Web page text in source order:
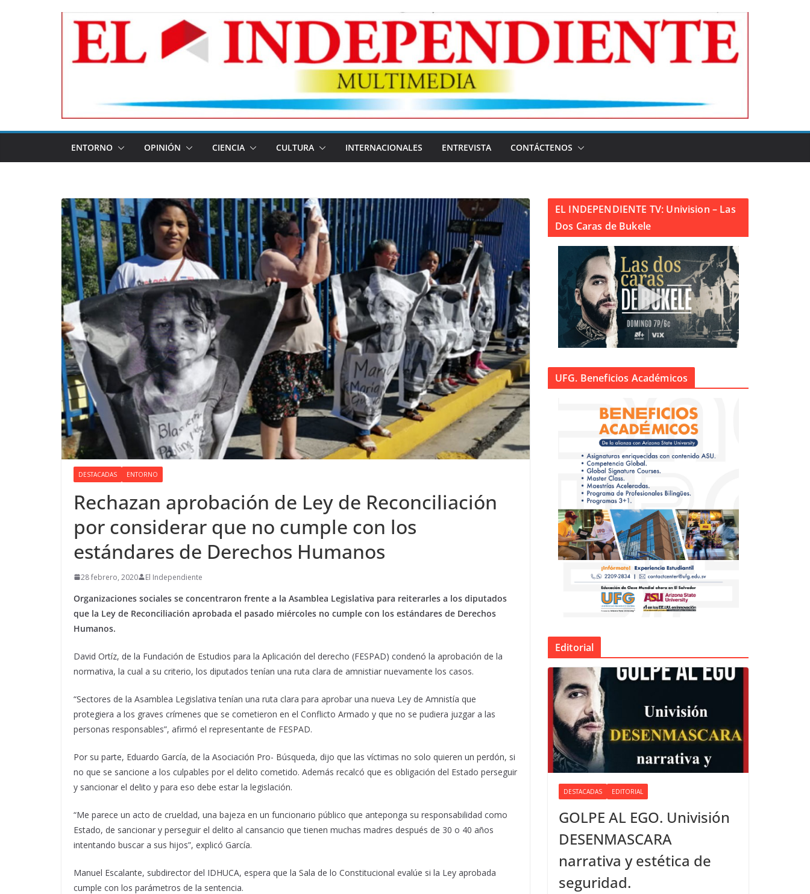
ENTORNO OPINIÓN CIENCIA CULTURA INTERNACIONALES ENTREVISTA CONTÁCTENOS
DESTACADAS ENTORNO
Rechazan aprobación de Ley de Reconciliación
por considerar que no cumple con los
estándares de Derechos Humanos
28 febrero, 2020 El Independiente
Organizaciones sociales se concentraron frente a la Asamblea Legislativa para reiterarles a los diputados
que la Ley de Reconciliación aprobada el pasado miércoles no cumple con los estándares de Derechos
Humanos.
David Ortíz, de la Fundación de Estudios para la Aplicación del derecho (FESPAD) condenó la aprobación de la
normativa, la cual a su criterio, los diputados tenían una ruta clara de amnistiar nuevamente los casos.
“Sectores de la Asamblea Legislativa tenían una ruta clara para aprobar una nueva Ley de Amnistía que
protegiera a los graves crímenes que se cometieron en el Conflicto Armado y que no se pudiera juzgar a las
personas responsables”, afirmó el representante de FESPAD.
Por su parte, Eduardo García, de la Asociación Pro- Búsqueda, dijo que las víctimas no solo quieren un perdón, si
no que se sancione a los culpables por el delito cometido. Además recalcó que es obligación del Estado perseguir
y sancionar el delito y para eso debe estar la legislación.
“Me parece un acto de crueldad, una bajeza en un funcionario público que anteponga su responsabilidad como
Estado, de sancionar y perseguir el delito al cansancio que tienen muchas madres después de 30 o 40 años
intentando buscar a sus hijos”, explicó García.
Manuel Escalante, subdirector del IDHUCA, espera que la Sala de lo Constitucional evalúe si la Ley aprobada
cumple con los parámetros de la sentencia.
EL INDEPENDIENTE TV: Univision – Las
Dos Caras de Bukele
UFG. Beneficios Académicos
Editorial
DESTACADAS EDITORIAL
GOLPE AL EGO. Univisión
DESENMASCARA
narrativa y estética de
seguridad.